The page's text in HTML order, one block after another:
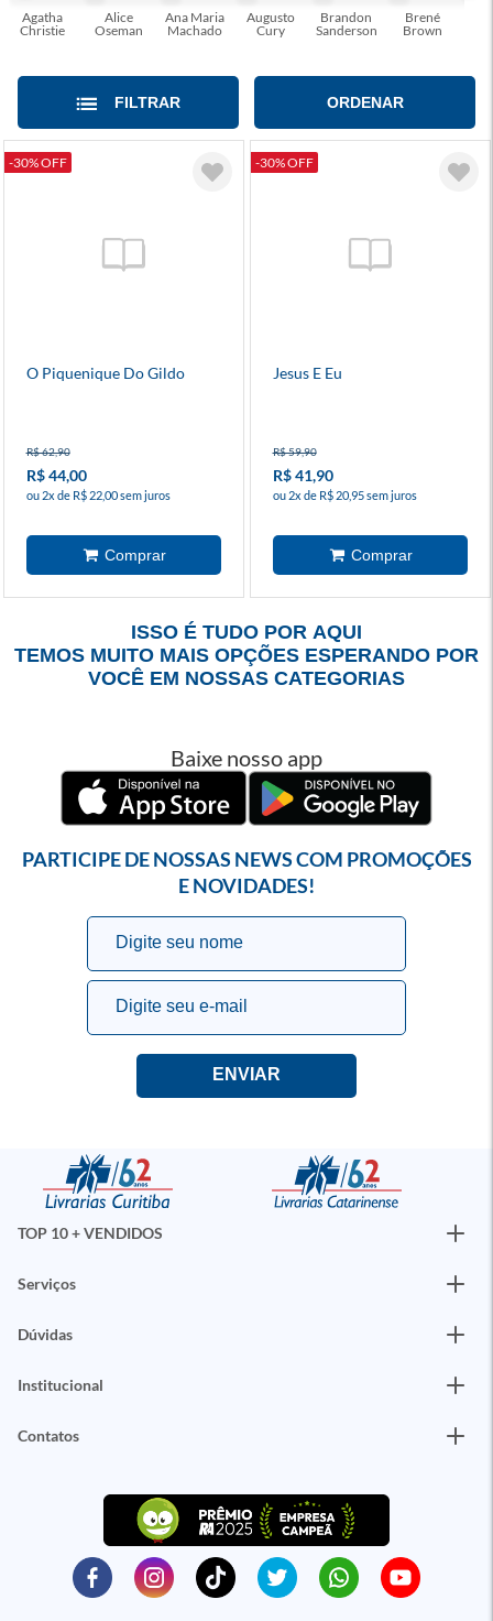
Agatha
Christie
Alice
Oseman
Ana Maria
Machado
Augusto
Cury
Brandon
Sanderson
Brené
Brown
FILTRAR ORDENAR
-30% OFF
O Piquenique Do Gildo
R$ 62,90
R$ 44,00
ou 2x de R$ 22,00 sem juros
-30% OFF
Jesus E Eu
R$ 59,90
R$ 41,90
ou 2x de R$ 20,95 sem juros
ISSO É TUDO POR AQUI
TEMOS MUITO MAIS OPÇÕES ESPERANDO POR
VOCÊ EM NOSSAS CATEGORIAS
Baixe nosso app
PARTICIPE DE NOSSAS NEWS COM PROMOÇÕES
E NOVIDADES!
TOP 10 + VENDIDOS
Serviços
Dúvidas
Institucional
Contatos